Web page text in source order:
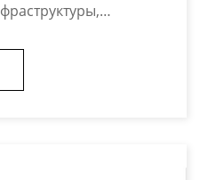
рынок
п...